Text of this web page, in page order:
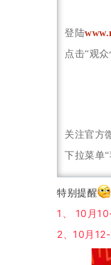
登陆
点击“观
关注官方
下拉菜单
特别提醒
1、 10月
2、10月